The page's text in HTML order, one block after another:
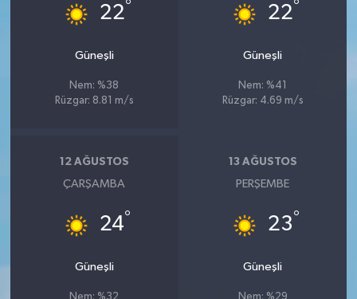
22°
Güneşli
Nem: %38
Rüzgar: 8.81 m/s
22°
Güneşli
Nem: %41
Rüzgar: 4.69 m/s
12 AĞUSTOS
ÇARŞAMBA
24°
Güneşli
Nem: %32
13 AĞUSTOS
PERŞEMBE
23°
Güneşli
Nem: %29